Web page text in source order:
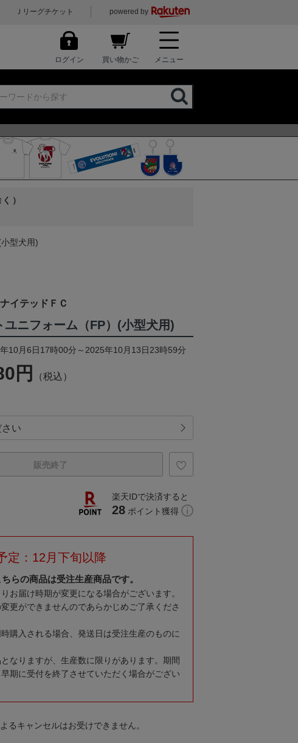
Ｊリーグチケット powered by
ログイン 買い物かご メニュー
）
型犬用)
イテッドＦＣ
ユニフォーム（FP）(小型犬用)
10月6日17時00分～2025年10月13日23時59分
円 （税込）
販売終了
楽天IDで決済すると
28 ポイント獲得
定：12月下旬以降
ちらの商品は受注生産商品です。
お届け時期が変更になる場合がございます。
更ができませんのであらかじめご了承くださ
購入される場合、発送日は受注生産のものに
なりますが、生産数に限りがあります。期間
期に受付を終了させていただく場合がござい
るキャンセルはお受けできません。